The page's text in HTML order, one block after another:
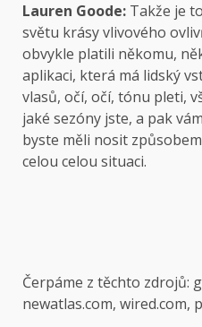
Lauren Goode: Takže je
světu krásy vlivového
obvykle platili někomu,
aplikaci, která má lidský
vlasů, očí, očí, tónu pleti,
jaké sezóny jste, a pak
byste měli nosit
celou celou situaci.
Čerpáme z těchto zdrojů:
newatlas.com, wired.com,